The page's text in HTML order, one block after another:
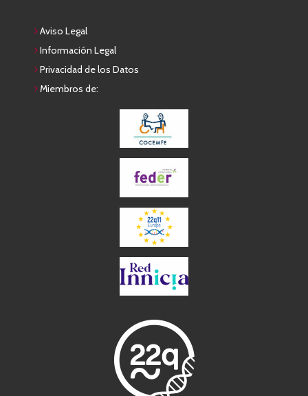
Aviso Legal
Información Legal
Privacidad de los Datos
Miembros de: